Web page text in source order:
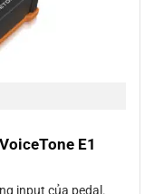
E1
input của pedal.